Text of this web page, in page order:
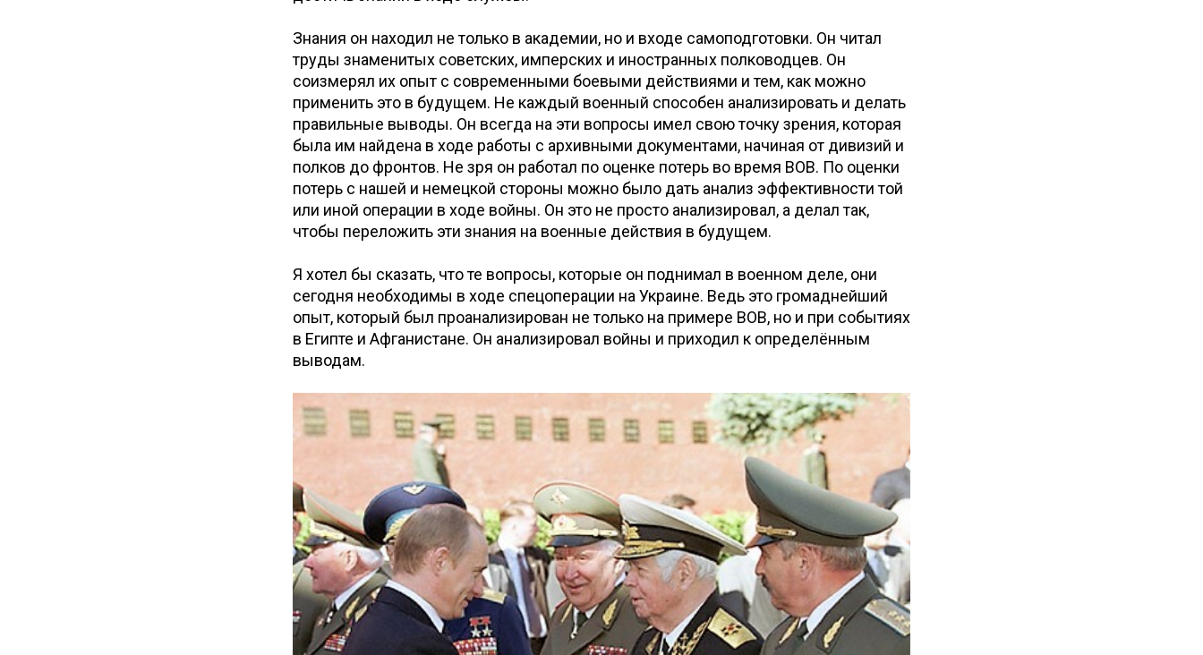
Знания он находил не только в академии, но и входе самоподготовки. Он читал
труды знаменитых советских, имперских и иностранных полководцев. Он
соизмерял их опыт с современными боевыми действиями и тем, как можно
применить это в будущем. Не каждый военный способен анализировать и делать
правильные выводы. Он всегда на эти вопросы имел свою точку зрения, которая
была им найдена в ходе работы с архивными документами, начиная от дивизий и
полков до фронтов. Не зря он работал по оценке потерь во время ВОВ. По оценки
потерь с нашей и немецкой стороны можно было дать анализ эффективности той
или иной операции в ходе войны. Он это не просто анализировал, а делал так,
чтобы переложить эти знания на военные действия в будущем.
Я хотел бы сказать, что те вопросы, которые он поднимал в военном деле, они
сегодня необходимы в ходе спецоперации на Украине. Ведь это громаднейший
опыт, который был проанализирован не только на примере ВОВ, но и при событиях
в Египте и Афганистане. Он анализировал войны и приходил к определённым
выводам.